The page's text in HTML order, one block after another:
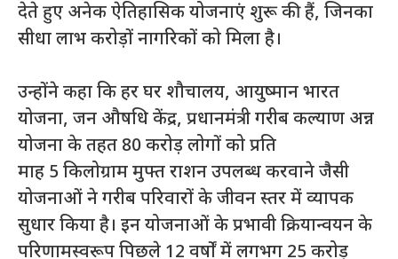
देते हुए अनेक ऐतिहासिक योजनाएं शुरू की हैं, जिनका
सीधा लाभ करोड़ों नागरिकों को मिला है।
उन्होंने कहा कि हर घर शौचालय, आयुष्मान भारत
योजना, जन औषधि केंद्र, प्रधानमंत्री गरीब कल्याण अन्न
योजना के तहत 80 करोड़ लोगों को प्रति
माह 5 किलोग्राम मुफ्त राशन उपलब्ध करवाने जैसी
योजनाओं ने गरीब परिवारों के जीवन स्तर में व्यापक
सुधार किया है। इन योजनाओं के प्रभावी क्रियान्वयन के
परिणामस्वरूप पिछले 12 वर्षों में लगभग 25 करोड़